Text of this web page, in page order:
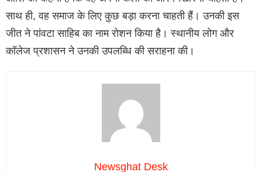
साथ ही, वह समाज के लिए कुछ बड़ा करना चाहती हैं। उनकी इस
जीत ने पांवटा साहिब का नाम रोशन किया है। स्थानीय लोग और
कॉलेज प्रशासन ने उनकी उपलब्धि की सराहना की।
Newsghat Desk